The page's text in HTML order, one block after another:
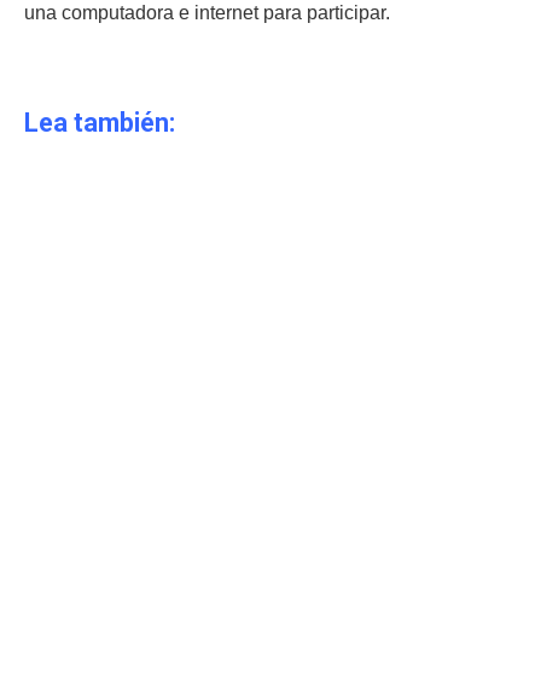
una computadora e internet para participar.
Lea también: